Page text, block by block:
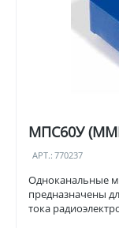
МПС60У
АРТ.: 770237
Одноканальные
предназначены
тока